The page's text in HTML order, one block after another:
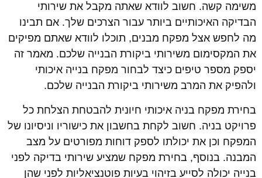
משימה קשה. חשוב לוודא שאתה מקבל את שירותי
הבדיקה האיכותיים ביותר עבור הצרכים שלך. אם תבינו
מה לחפש אצל מפקח מבנים, תוכלו לוודא שאתם מפיקים
את המקסימום משירותי ביקורת הבנייה שלכם. מאמר זה
יספק מספר טיפים כיצד לבחור מפקח בנייה איכותי
ולהפיק את המרב משירותי ביקורת הבנייה שלכם.
בחירת מפקח בניה איכותי חיונית להבטחת הצלחת כל
פרויקט בניה. חשוב לקחת בחשבון את כישוריו וניסיונו של
המפקח וכן את יכולתו לספק דוחות מפורטים על מצב
המבנה. בנוסף, בחירת מפקח שמציע שירותי בדיקה לפני
בנייה יכולה לסייע בזיהוי בעיות פוטנציאליות לפני שהן